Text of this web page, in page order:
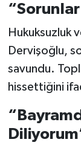
Hukuksuzluk
Dervişoğlu,
savundu.
hissettiğini